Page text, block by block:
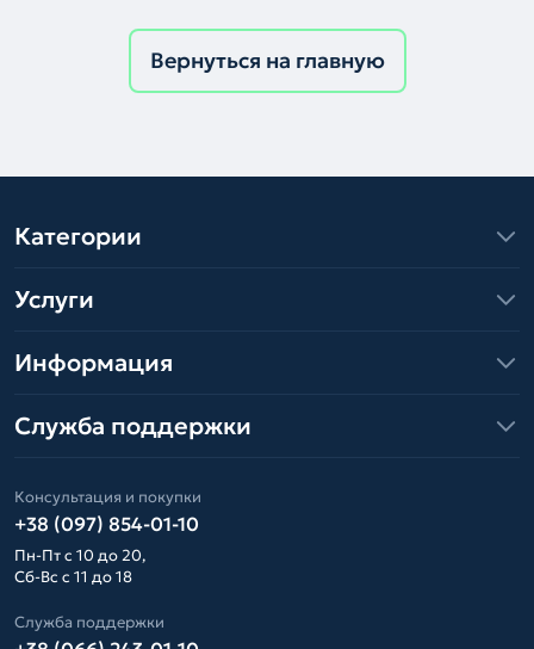
Вернуться на главную
Категории
Услуги
Информация
Служба поддержки
Консультация и покупки
+38 (097) 854-01-10
Пн-Пт с 10 до 20,
Сб-Вс с 11 до 18
Служба поддержки